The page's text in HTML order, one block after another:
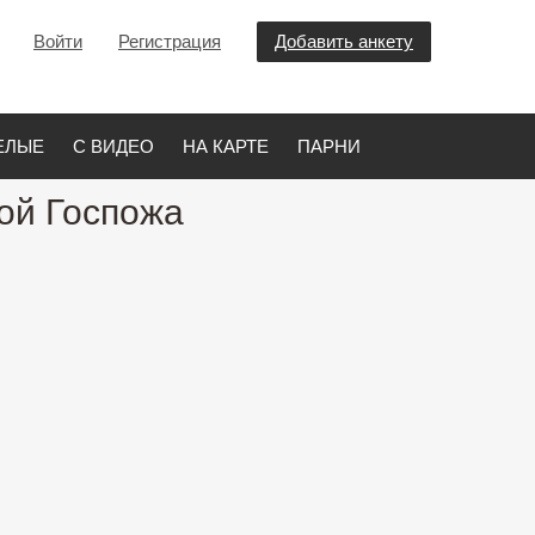
Добавить анкету
Регистрация
Войти
С ВИДЕО НА КАРТЕ ПАРНИ
Госпожа